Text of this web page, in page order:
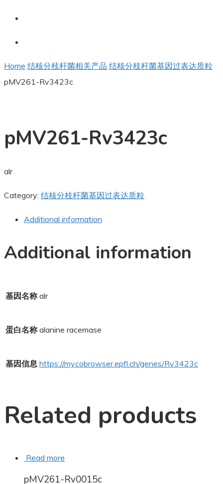
Home 结核分枝杆菌相关产品 结核分枝杆菌基因过表达质粒
pMV261-Rv3423c
pMV261-Rv3423c
alr
Category: 结核分枝杆菌基因过表达质粒
Additional information
Additional information
基因名称 alr
蛋白名称 alanine racemase
基因信息 https://mycobrowser.epfl.ch/genes/Rv3423c
Related products
Read more
pMV261-Rv0015c